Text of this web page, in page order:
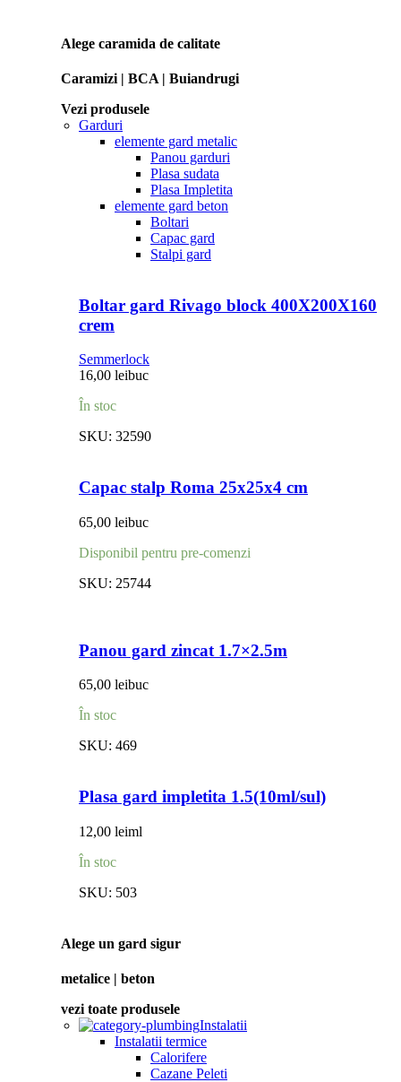
Alege caramida de calitate
Caramizi | BCA | Buiandrugi
Vezi produsele
Garduri
elemente gard metalic
Panou garduri
Plasa sudata
Plasa Impletita
elemente gard beton
Boltari
Capac gard
Stalpi gard
Boltar gard Rivago block 400X200X160
crem
Semmerlock
16,00 leibuc
În stoc
SKU: 32590
Capac stalp Roma 25x25x4 cm
65,00 leibuc
Disponibil pentru pre-comenzi
SKU: 25744
Panou gard zincat 1.7×2.5m
65,00 leibuc
În stoc
SKU: 469
Plasa gard impletita 1.5(10ml/sul)
12,00 leiml
În stoc
SKU: 503
Alege un gard sigur
metalice | beton
vezi toate produsele
Instalatii
Instalatii termice
Calorifere
Cazane Peleti